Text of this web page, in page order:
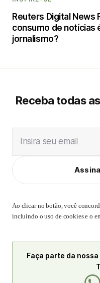
Reuters Digital News
consumo de notícias
jornalismo?
Receba todas
Insira seu email
Ao clicar no botão, você
incluindo o uso de cookies e o
Faça parte da